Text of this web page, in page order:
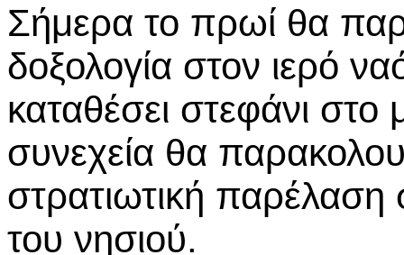
Σήμερα το πρωί θα
δοξολογία στον ιερό
καταθέσει στεφάνι
συνεχεία θα
στρατιωτική
του νησιού.